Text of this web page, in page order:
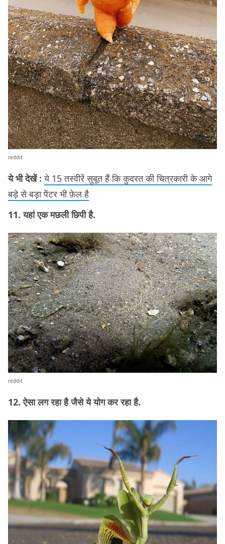
reddit
ये भी देखें :ये 15 तस्वीरें सुबूत हैं कि कुदरत की चित्रकारी के आगे
बड़े से बड़ा पेंटर भी फ़ेल है
11. यहां एक मछली छिपी है.
reddit
12. ऐसा लग रहा है जैसे ये योग कर रहा है.